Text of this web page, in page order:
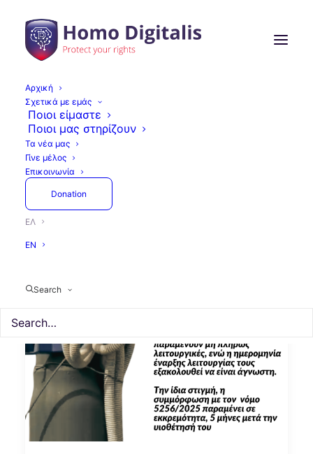
Αρχική
Σχετικά με εμάς
Ποιοι είμαστε
Ποιοι μας στηρίζουν
Τα νέα μας
Γίνε μέλος
Επικοινωνία
Donation
ΕΛ
EN
Search